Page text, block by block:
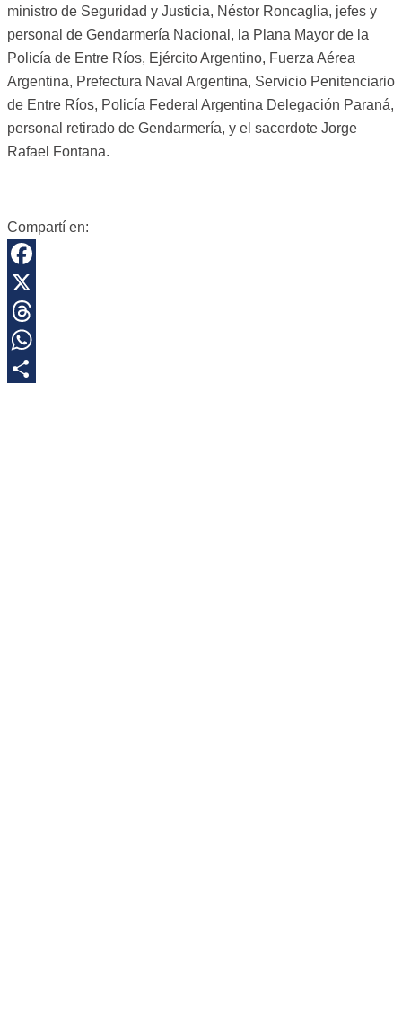
ministro de Seguridad y Justicia, Néstor Roncaglia, jefes y
personal de Gendarmería Nacional, la Plana Mayor de la
Policía de Entre Ríos, Ejército Argentino, Fuerza Aérea
Argentina, Prefectura Naval Argentina, Servicio Penitenciario
de Entre Ríos, Policía Federal Argentina Delegación Paraná,
personal retirado de Gendarmería, y el sacerdote Jorge
Rafael Fontana.
Compartí en:
Facebook
X
Threads
WhatsApp